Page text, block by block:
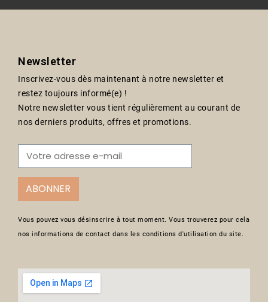
Newsletter
Inscrivez-vous dès maintenant à notre newsletter et
restez toujours informé(e) !
Notre newsletter vous tient régulièrement au courant de
nos derniers produits, offres et promotions.
ABONNER
Vous pouvez vous désinscrire à tout moment. Vous trouverez pour cela
nos informations de contact dans les conditions d'utilisation du site.